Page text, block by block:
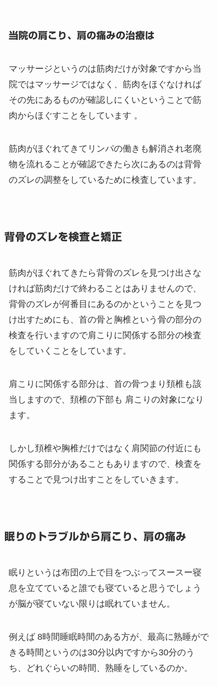
当院の肩こり、肩の痛みの治療は
マッサージというのは筋肉だけが対象ですから当
院ではマッサージではなく、筋肉をほぐなければ
その先にあるものが確認しにくいということで筋
肉からほぐすことをしています 。
筋肉がほぐれてきてリンパの働きも解消され老廃
物を流れることが確認できたら次にあるのは背骨
のズレの調整をしているために検査しています。
背骨のズレを検査と矯正
筋肉がほぐれてきたら背骨のズレを見つけ出さな
ければ筋肉だけで終わることはありませんので、
背骨のズレが何番目にあるのかということを見つ
け出すためにも、首の骨と胸椎という骨の部分の
検査を行いますので肩こりに関係する部分の検査
をしていくことをしています。
肩こりに関係する部分は、首の骨つまり頚椎も該
当しますので、頚椎の下部も 肩こりの対象になり
ます。
しかし頚椎や胸椎だけではなく肩関節の付近にも
関係する部分があることもありますので、検査を
することで見つけ出すことをしていきます。
眠りのトラブルから肩こり、肩の痛み
眠りというは布団の上で目をつぶってスースー寝
息を立てていると誰でも寝ていると思うでしょう
が脳が寝ていない限りは眠れていません。
例えば 8時間睡眠時間のある方が、最高に熟睡がで
きる時間というのは30分以内ですから30分のう
ち、どれぐらいの時間、熟睡をしているのか。